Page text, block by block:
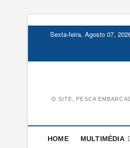
Sexta-feira, Agosto 07,
O SITE, PESCA
HOME MULTIMÉDIA